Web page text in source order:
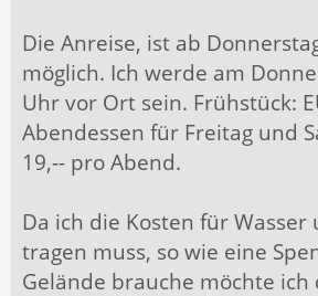
Die Anreise, ist ab
möglich. Ich werde am
Uhr vor Ort sein. Frühstück:
Abendessen für Freitag und
19,-- pro Abend.
Da ich die Kosten für Wasser
tragen muss, so wie eine
Gelände brauche möchte ich